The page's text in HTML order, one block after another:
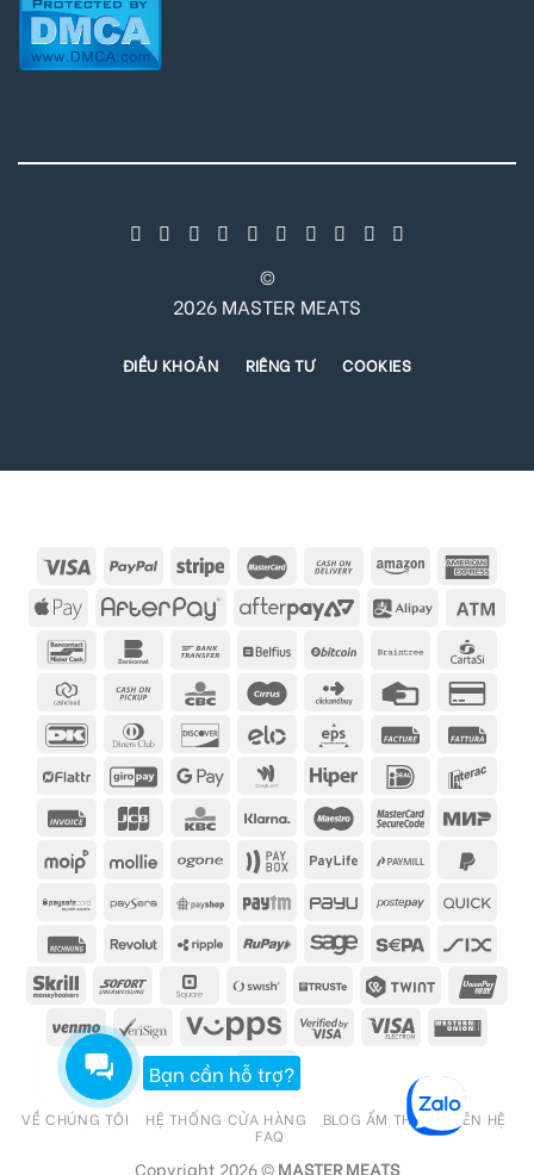
©
2026 MASTER MEATS
ĐIỀU KHOẢN RIÊNG TƯ COOKIES
Bạn cần hỗ trợ?
VỀ CHÚNG TÔI HỆ THỐNG CỬA HÀNG BLOG ẨM THỰC LIÊN HỆ
FAQ
Copyright 2026 ©MASTER MEATS